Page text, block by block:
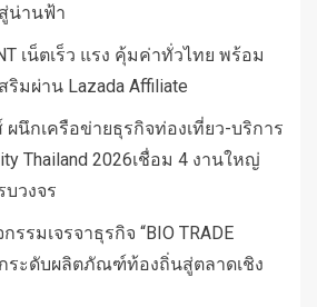
น่านฟ้า
เน็ตเร็ว แรง คุ้มค่าทั่วไทย พร้อม
ริมผ่าน Lazada Affiliate
นึกเครือข่ายธุรกิจท่องเที่ยว-บริการ
Thailand 2026เชื่อม 4 งานใหญ่
วงจร
รรมเจรจาธุรกิจ “BIO TRADE
กระดับผลิตภัณฑ์ท้องถิ่นสู่ตลาดเชิง